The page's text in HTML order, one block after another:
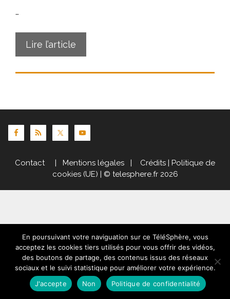
…
Lire l’article
Contact| Mentions légales | Crédits | Politique de
cookies (UE) | © telesphere.fr 2026
En poursuivant votre naviguation sur ce TéléSphère, vous
acceptez les cookies tiers utilisés pour vous offrir des vidéos,
des boutons de partage, des contenus issus des réseaux
sociaux et le suivi statistique pour améliorer votre expérience.
J'accepte
Non Politique de confidentialité